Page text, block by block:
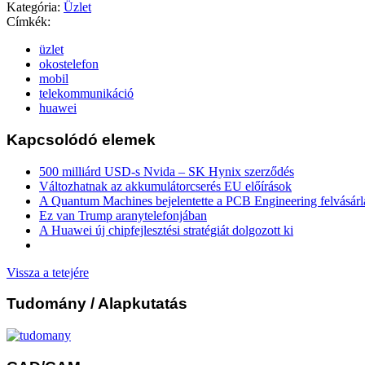
Kategória: Üzlet
Címkék:
üzlet
okostelefon
mobil
telekommunikáció
huawei
Kapcsolódó elemek
500 milliárd USD-s Nvida – SK Hynix szerződés
Változhatnak az akkumulátorcserés EU előírások
A Quantum Machines bejelentette a PCB Engineering
Ez van Trump aranytelefonjában
A Huawei új chipfejlesztési stratégiát dolgozott ki
Vissza a tetejére
Tudomány / Alapkutatás